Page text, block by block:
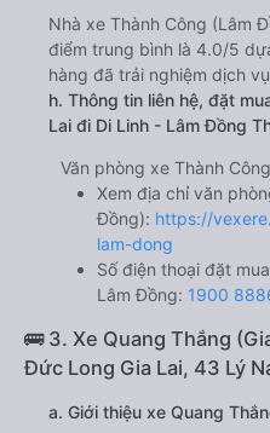
Nhà xe Thành Công (Lâm
điểm trung bình là 4.0/5
hàng đã trải nghiệm dịch
h. Thông tin liên hệ, đặt
Lai đi Di Linh - Lâm Đồng
Văn phòng xe Thành
Xem địa chỉ văn
Đồng): https://
lam-dong
Số điện thoại đặt
Lâm Đồng: 1900
🚌 3. Xe Quang Thắng
Đức Long Gia Lai, 43 Lý
a. Giới thiệu xe Quang